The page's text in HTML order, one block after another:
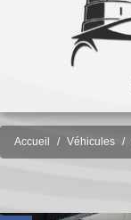
Accueil Véhicules